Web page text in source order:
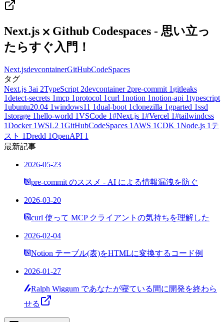
Next.js ⨉ Github Codespaces - 思い立っ
たらすぐ入門！
Next.jsdevcontainerGitHubCodeSpaces
タグ
Next.js 3ai 2TypeScript 2devcontainer 2pre-commit 1 gitleaks
1detect-secrets 1mcp 1protocol 1curl 1notion 1notion-api 1typescript
1ubuntu20.04 1windows11 1dual-boot 1clonezilla 1 gparted 1ssd
1storage 1hello-world 1VSCode 1#Next.js 1#Vercel 1#tailwindcss
1Docker 1WSL2 1GitHubCodeSpaces 1 AWS 1CDK 1Node.js 1 テ
スト 1Dredd 1OpenAPI 1
最新記事
2026-05-23
pre-commit のススメ - AI による情報漏洩を防ぐ
2026-03-20
curl 使って MCP クライアントの気持ちを理解した
2026-02-04
Notion テーブル(表)をHTMLに変換するコード例
2026-01-27
Ralph Wiggum であなたが寝ている間に開発を終わら
せる